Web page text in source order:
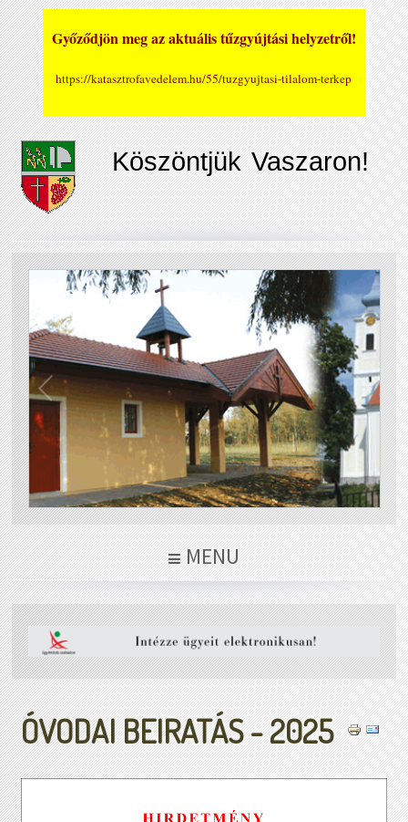
Győződjön meg az aktuális tűzgyújtási helyzetről!
https://katasztrofavedelem.hu/55/tuzgyujtasi-tilalom-terkep
Köszöntjük Vaszaron!
MENU
ÓVODAI BEIRATÁS - 2025